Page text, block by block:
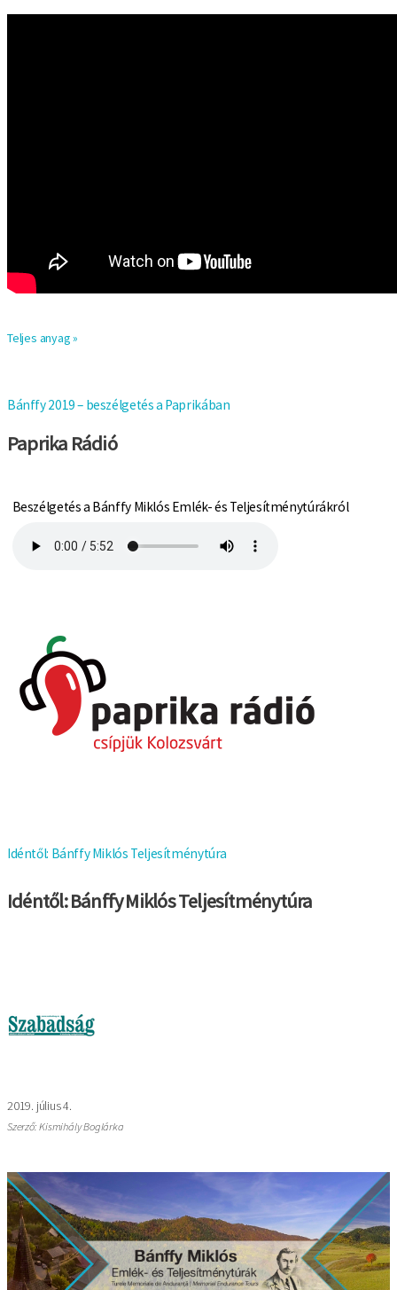
Teljes anyag »
Bánffy 2019 – beszélgetés a Paprikában
Paprika Rádió
Beszélgetés a Bánffy Miklós Emlék- és Teljesítménytúrákról
Idéntől: Bánffy Miklós Teljesítménytúra
Idéntől: Bánffy Miklós Teljesítménytúra
2019. július 4.
Szerző: Kismihály Boglárka